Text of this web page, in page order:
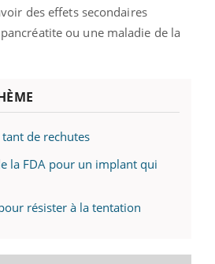
des effets secondaires
ou une maladie de la
de rechutes
la FDA pour un implant qui
résister à la tentation